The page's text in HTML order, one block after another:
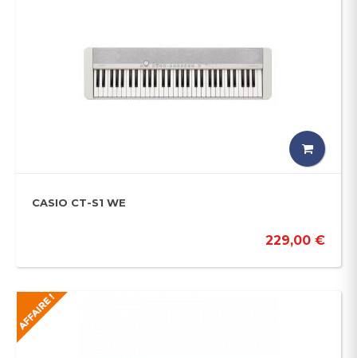
CASIO CT-S1 WE
229,00 €